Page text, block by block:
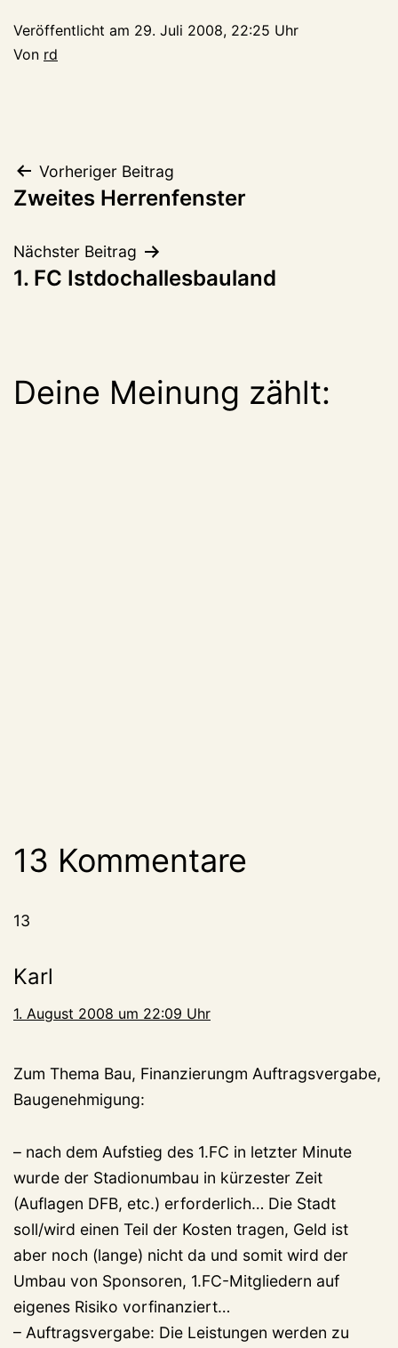
Veröffentlicht am 29. Juli 2008, 22:25 Uhr
Von rd
Beitragsnavigation
Vorheriger Beitrag
Zweites Herrenfenster
Nächster Beitrag
1. FC Istdochallesbauland
Deine Meinung zählt:
13 Kommentare
13
Karl
1. August 2008 um 22:09 Uhr
Zum Thema Bau, Finanzierungm Auftragsvergabe,
Baugenehmigung:
– nach dem Aufstieg des 1.FC in letzter Minute
wurde der Stadionumbau in kürzester Zeit
(Auflagen DFB, etc.) erforderlich… Die Stadt
soll/wird einen Teil der Kosten tragen, Geld ist
aber noch (lange) nicht da und somit wird der
Umbau von Sponsoren, 1.FC-Mitgliedern auf
eigenes Risiko vorfinanziert…
– Auftragsvergabe: Die Leistungen werden zu